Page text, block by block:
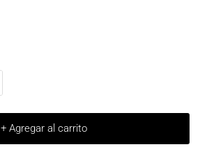
+ Agregar al carrito